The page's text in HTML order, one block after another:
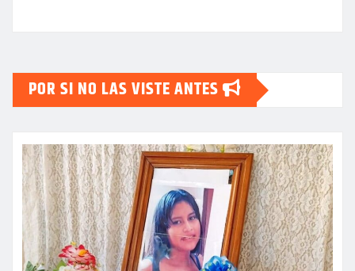
POR SI NO LAS VISTE ANTES